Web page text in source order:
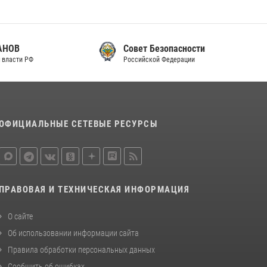
В Челябинске росгвардейцы задержали
злоумышленников, напавших на бригаду
08 июля 2026, 07:01
Совет Безопасности
Российской Федерации
СЕТЕВЫЕ РЕСУРСЫ
ПРАВОВАЯ И ТЕХНИЧЕСКАЯ ИНФОРМАЦИЯ
О сайте
Об использовании информации сайта
Правила обработки персональных данных